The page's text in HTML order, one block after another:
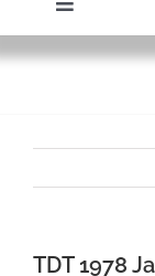
Toggle
Navigation
Home
TDT 1978